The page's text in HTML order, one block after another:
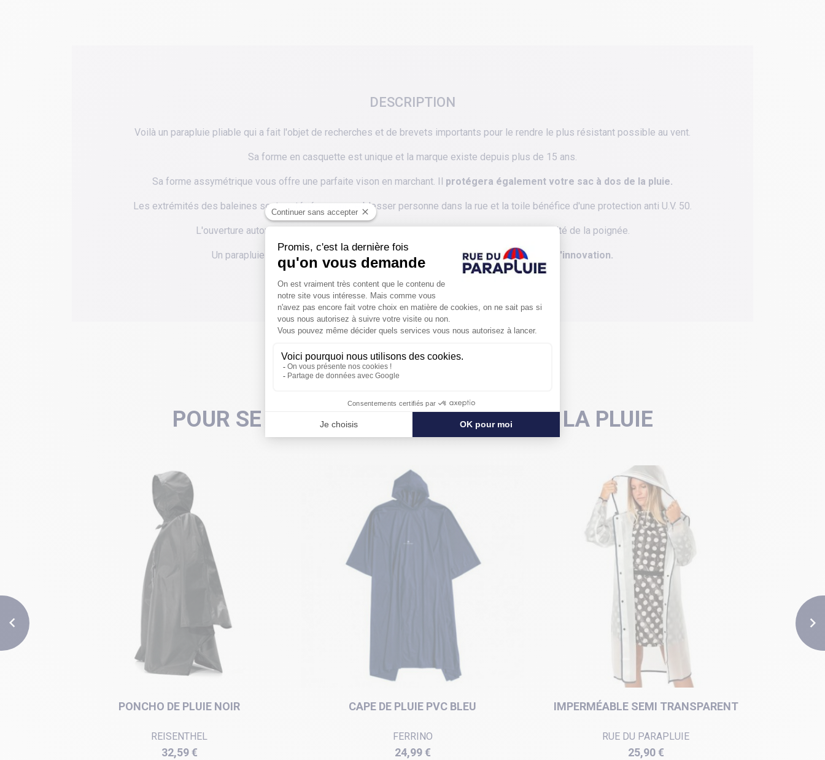
DESCRIPTION
Voilà un parapluie pliable qui a fait l'objet de recherches et de brevets importants pour le rendre le plus résistant possible au vent.
Sa forme en casquette est unique et la marque existe depuis plus de 15 ans.
Sa forme assymétrique vous offre une parfaite vison en marchant. Il protégera également votre sac à dos de la pluie.
Les extrémités des baleines sont protégées pour ne blesser personne dans la rue et la toile bénéfice d'une protection anti U.V. 50.
L'ouverture automatique est pratique. Il ne manque même pas la dragonne à l'extrémité de la poignée.
Un parapluie pliant en vert qui raviront ceux qui aiment le design, l 'efficacité et l'innovation.
POUR SE PROTÉGER ENCORE PLUS DE LA PLUIE

PONCHO DE PLUIE NOIR
REISENTHEL
Prix
32,59 €
CAPE DE PLUIE PVC BLEU
FERRINO
Prix
24,99 €
IMPERMÉABLE SEMI TRANSPARENT
RUE DU PARAPLUIE
Prix
25,90 €
